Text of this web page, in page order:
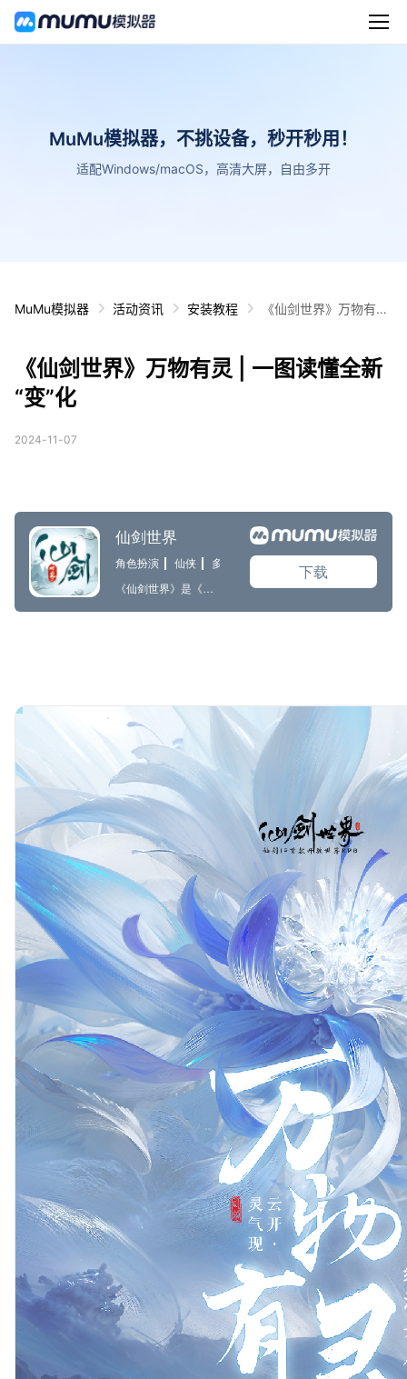
MuMu模拟器，不挑设备，秒开秒用！
适配Windows/macOS，高清大屏，自由多开
MuMu模拟器 活动资讯 安装教程
《仙剑世界》万物有灵
《仙剑世界》万物有灵 | 一图读懂全新
“变”化
2024-11-07